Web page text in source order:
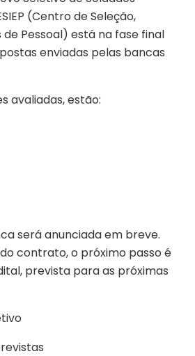
(Centro de Seleção,
de Pessoal) está na fase final
enviadas pelas bancas
avaliadas, estão:
será anunciada em breve.
contrato, o próximo passo é
prevista para as próximas